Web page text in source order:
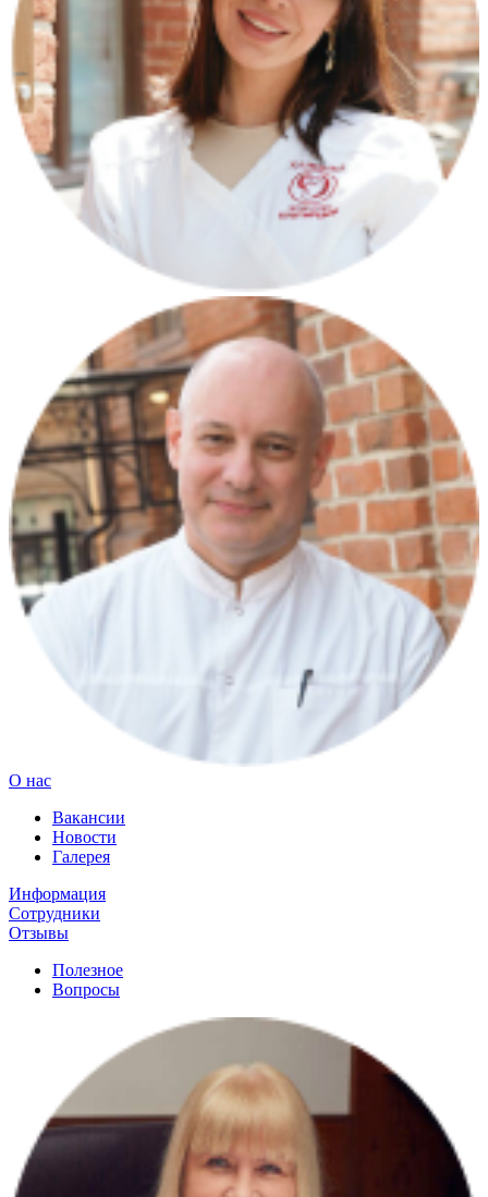
О нас
Вакансии
Новости
Галерея
Информация
Сотрудники
Отзывы
Полезное
Вопросы